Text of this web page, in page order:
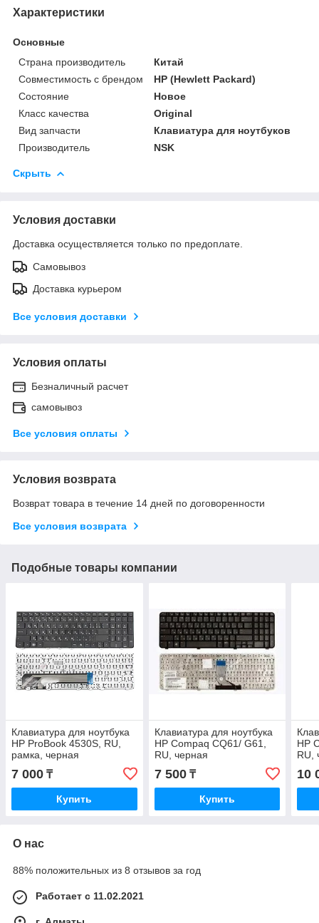
Характеристики
Основные
Страна производитель
Китай
Совместимость с брендом
HP (Hewlett Packard)
Состояние
Новое
Класс качества
Original
Вид запчасти
Клавиатура для ноутбуков
Производитель
NSK
Скрыть
Условия доставки
Доставка осуществляется только по предоплате.
Самовывоз
Доставка курьером
Все условия доставки
Условия оплаты
Безналичный расчет
самовывоз
Все условия оплаты
Условия возврата
Возврат товара в течение 14 дней по договоренности
Все условия возврата
Подобные товары компании
Клавиатура для ноутбука
HP ProBook 4530S, RU,
рамка, черная
7 000 ₸
Купить
Клавиатура для ноутбука
HP Compaq CQ61/ G61,
RU, черная
7 500₸
Купить
HP
RU,
10
О нас
88% положительных из 8 отзывов за год
Работает с 11.02.2021